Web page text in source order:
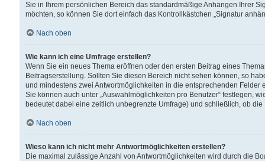
Sie in Ihrem persönlichen Bereich das standardmäßige Anhängen Ihrer
möchten, so können Sie dort einfach das Kontrollkästchen „Signatur
Nach oben
Wie kann ich eine Umfrage erstellen?
Wenn Sie ein neues Thema eröffnen oder den ersten Beitrag eines
Beitragserstellung. Sollten Sie diesen Bereich nicht sehen können, so
und mindestens zwei Antwortmöglichkeiten in die entsprechenden
Sie können auch unter „Auswahlmöglichkeiten pro Benutzer“ festlegen,
bedeutet dabei eine zeitlich unbegrenzte Umfrage) und schließlich, ob
Nach oben
Wieso kann ich nicht mehr Antwortmöglichkeiten erstellen?
Die maximal zulässige Anzahl von Antwortmöglichkeiten wird durch die